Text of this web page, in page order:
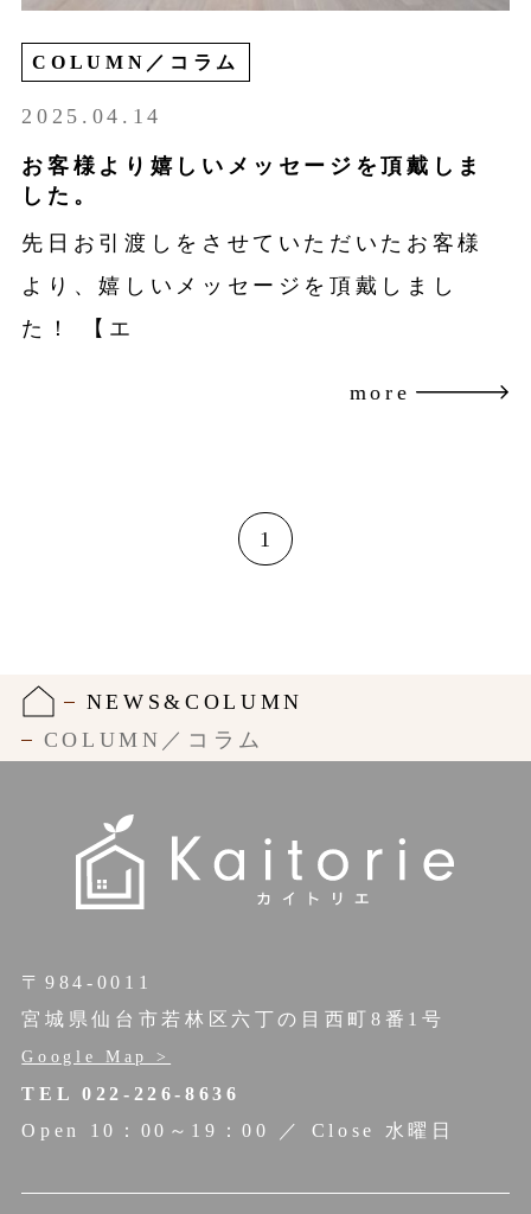
COLUMN／コラム
2025.04.14
お客様より嬉しいメッセージを頂戴しま
した。
先日お引渡しをさせていただいたお客様
より、嬉しいメッセージを頂戴しまし
た！ 【エ
more
1
NEWS&COLUMN
COLUMN／コラム
〒984-0011
宮城県仙台市若林区六丁の目西町8番1号
Google Map >
TEL 022-226-8636
Open 10：00～19：00 ／ Close 水曜日